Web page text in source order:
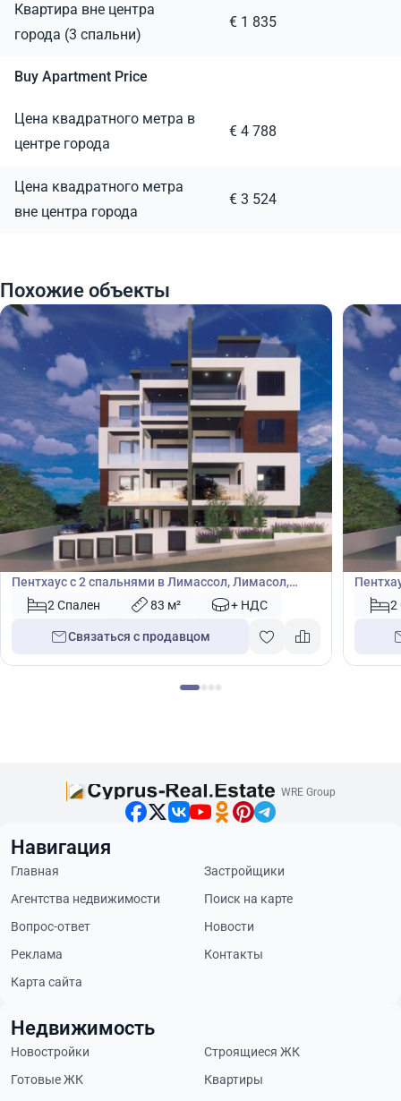
Квартира вне центра
города (3 спальни)
€ 1 835
Buy Apartment Price
Цена квадратного метра в
центре города
€ 4 788
Цена квадратного метра
вне центра города
€ 3 524
Похожие объекты
€420 000
Пентхаус
Пентхаус с 2 спальнями в Лимассол, Лимасол,
Кипр № 50039
2 Спален 83 м² + НДС
Связаться с продавцом
€410
Кипр2
WRE Group
Навигация
Главная
Застройщики
Агентства недвижимости
Поиск на карте
Вопрос-ответ
Новости
Реклама
Контакты
Карта сайта
Недвижимость
Новостройки
Строящиеся ЖК
Готовые ЖК
Квартиры